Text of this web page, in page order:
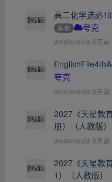
高二化学选必1
其他
夸克
woaixuexia 8天前
夸克
woaixuexia 8天前
2027《天星教
册）（人教版）
woaixuexia 8天前
2027《天星教
1）（人教版）